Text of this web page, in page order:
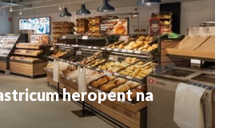
heropent na